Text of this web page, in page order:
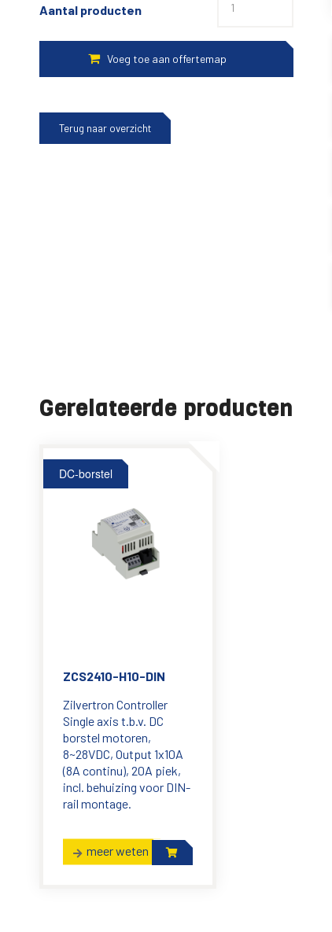
Aantal producten
Terug naar overzicht
Gerelateerde producten
DC-borstel
ZCS2410-H10-DIN
Zilvertron Controller
Single axis t.b.v. DC
borstel motoren,
8~28VDC, Output 1x10A
(8A continu), 20A piek,
incl. behuizing voor DIN-
rail montage.
meer weten